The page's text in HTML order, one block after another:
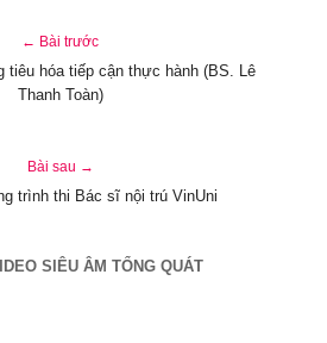
← Bài trước
tiêu hóa tiếp cận thực hành (BS. Lê
Thanh Toàn)
Bài sau →
trình thi Bác sĩ nội trú VinUni
SIÊU ÂM TỔNG QUÁT